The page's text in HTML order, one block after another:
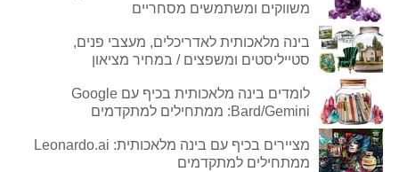
משווקים ומשתמשים מסחריים
בינה מלאכותית לאדריכלים, מעצבי פנים,
סטייליסטים ומשפצים / במחיר מציאון
לומדים בינה מלאכותית בכיף עם Google
Bard/Gemini: ממתחילים למתקדמים
מציירים בכיף עם בינה מלאכותית: Leonardo.ai
ממתחילים למתקדמים